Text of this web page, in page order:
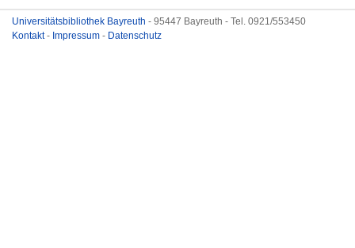
Universitätsbibliothek Bayreuth - 95447 Bayreuth - Tel. 0921/553450
Kontakt- Impressum - Datenschutz